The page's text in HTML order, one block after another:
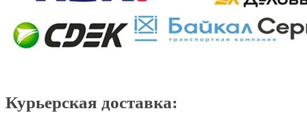
Курьерская доставка: